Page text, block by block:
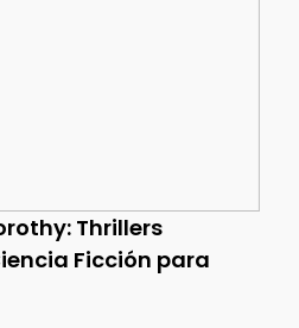
Thrillers
Ficción para